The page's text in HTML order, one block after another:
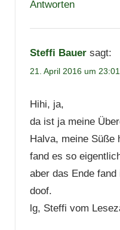
Antworten
Steffi Bauer sagt:
21. April 2016 um
Hihi, ja,
da ist ja meine
Halva, meine Süße
fand es so
aber das Ende
doof.
lg, Steffi vom